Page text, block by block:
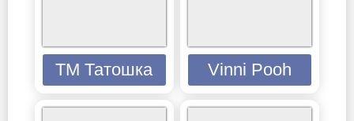
ТМ Татошка Vinni Pooh